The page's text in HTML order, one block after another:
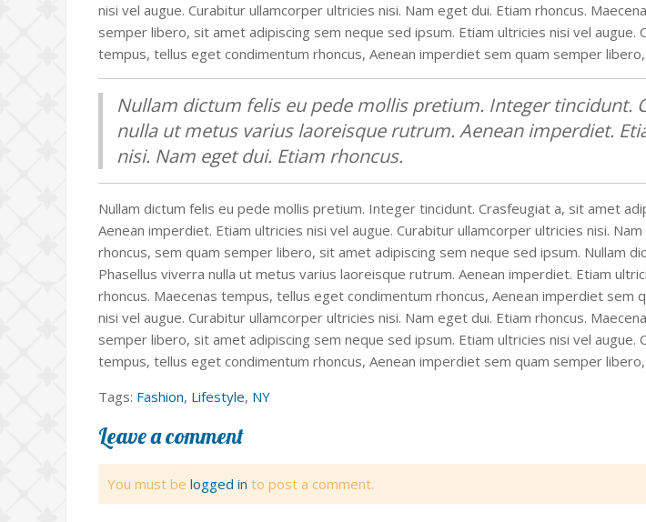
nisi vel augue. Curabitur ullamcorper ultricies nisi. Nam eget dui. Etiam rhoncus.
semper libero, sit amet adipiscing sem neque sed ipsum. Etiam ultricies nisi vel
tempus, tellus eget condimentum rhoncus, Aenean imperdiet sem quam semper
Nullam dictum felis eu pede mollis pretium. Integer tincidunt.
nulla ut metus varius laoreisque rutrum. Aenean imperdiet.
nisi. Nam eget dui. Etiam rhoncus.
Nullam dictum felis eu pede mollis pretium. Integer tincidunt. Crasfeugiat a, sit amet
Aenean imperdiet. Etiam ultricies nisi vel augue. Curabitur ullamcorper ultricies nisi.
rhoncus, sem quam semper libero, sit amet adipiscing sem neque sed ipsum. Nullam
Phasellus viverra nulla ut metus varius laoreisque rutrum. Aenean imperdiet. Etiam
rhoncus. Maecenas tempus, tellus eget condimentum rhoncus, Aenean imperdiet
nisi vel augue. Curabitur ullamcorper ultricies nisi. Nam eget dui. Etiam rhoncus.
semper libero, sit amet adipiscing sem neque sed ipsum. Etiam ultricies nisi vel
tempus, tellus eget condimentum rhoncus, Aenean imperdiet sem quam semper
Tags: Fashion, Lifestyle, NY
Leave a comment
You must be logged in to post a comment.